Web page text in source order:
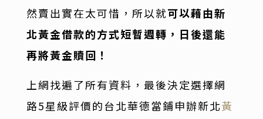
然賣出實在太可惜，所以就可以藉由新
北黃金借款的方式短暫週轉，日後還能
再將黃金贖回！
上網找遍了所有資料，最後決定選擇網
路5星級評價的台北華德當鋪申辦新北黃